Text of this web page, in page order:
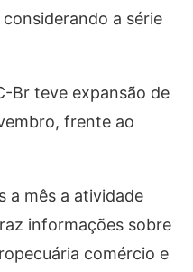
a série
Br teve expansão de
frente ao
a mês a atividade
informações sobre
comércio e